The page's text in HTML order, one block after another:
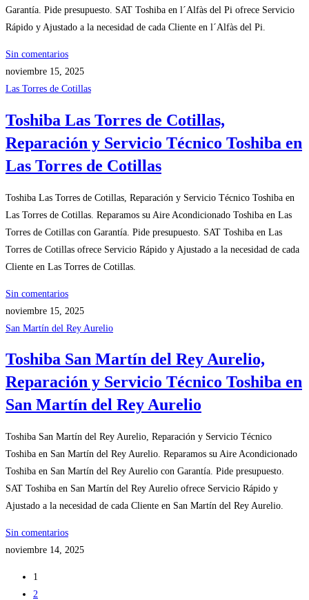
Garantía. Pide presupuesto. SAT Toshiba en l´Alfàs del Pi ofrece Servicio
Rápido y Ajustado a la necesidad de cada Cliente en l´Alfàs del Pi.
Sin comentarios
noviembre 15, 2025
Las Torres de Cotillas
Toshiba Las Torres de Cotillas,
Reparación y Servicio Técnico Toshiba en
Las Torres de Cotillas
Toshiba Las Torres de Cotillas, Reparación y Servicio Técnico Toshiba en
Las Torres de Cotillas. Reparamos su Aire Acondicionado Toshiba en Las
Torres de Cotillas con Garantía. Pide presupuesto. SAT Toshiba en Las
Torres de Cotillas ofrece Servicio Rápido y Ajustado a la necesidad de cada
Cliente en Las Torres de Cotillas.
Sin comentarios
noviembre 15, 2025
San Martín del Rey Aurelio
Toshiba San Martín del Rey Aurelio,
Reparación y Servicio Técnico Toshiba en
San Martín del Rey Aurelio
Toshiba San Martín del Rey Aurelio, Reparación y Servicio Técnico
Toshiba en San Martín del Rey Aurelio. Reparamos su Aire Acondicionado
Toshiba en San Martín del Rey Aurelio con Garantía. Pide presupuesto.
SAT Toshiba en San Martín del Rey Aurelio ofrece Servicio Rápido y
Ajustado a la necesidad de cada Cliente en San Martín del Rey Aurelio.
Sin comentarios
noviembre 14, 2025
1
2